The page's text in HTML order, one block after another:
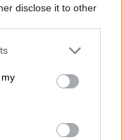
disclose it to other
or more Google
You may click to
third-party tags to
in below Google